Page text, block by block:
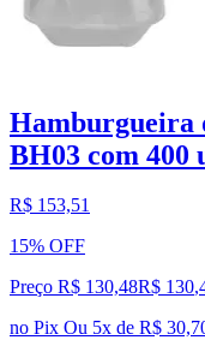
Hamburgueira
BH03 com 400
R$ 153,51
15% OFF
Preço R$ 130,48R$ 130,
no Pix Ou 5x de R$